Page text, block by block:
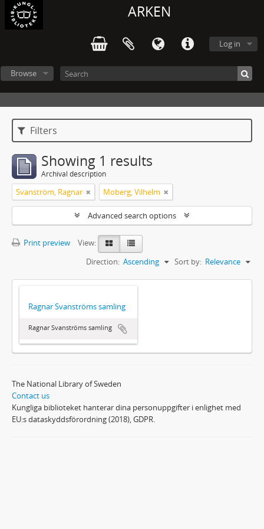
ARKEN
Log in
Browse
Filters
Showing 1 results
Archival description
Svanström, Ragnar Moberg, Vilhelm
Advanced search options
Print preview
View:
Sort by: Relevance
Direction: Ascending
Ragnar Svanströms samling
Ragnar Svanströms samling
The National Library of Sweden
Contact us
Kungliga biblioteket hanterar dina personuppgifter i enlighet med
EU:s dataskyddsförordning (2018), GDPR.